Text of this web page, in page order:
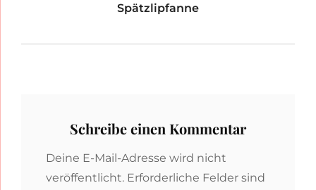
Spätzlipfanne
Schreibe einen Kommentar
Deine E-Mail-Adresse wird nicht
veröffentlicht. Erforderliche Felder sind